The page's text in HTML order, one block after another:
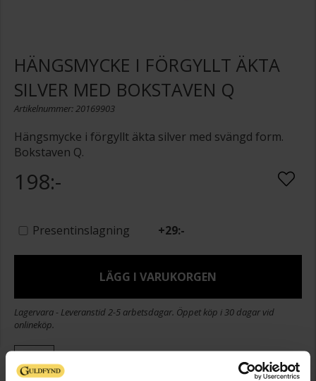
HÄNGSMYCKE I FÖRGYLLT ÄKTA
SILVER MED BOKSTAVEN Q
Artikelnummer: 20169903
Hängsmycke i förgyllt äkta silver med svängd form.
Bokstaven Q.
198:-
Presentinslagning +29:-
LÄGG I VARUKORGEN
Lagervara - Leveranstid 2-5 arbetsdagar. Öppet köp i 30 dagar vid
onlineköp.